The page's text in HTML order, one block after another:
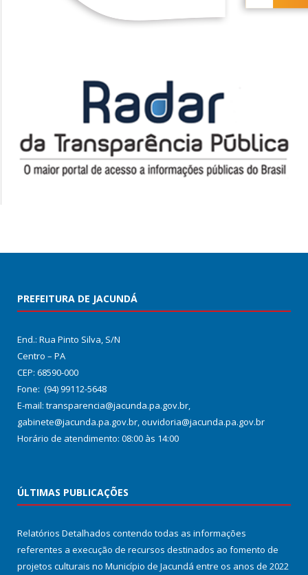
PREFEITURA DE JACUNDÁ
End.: Rua Pinto Silva, S/N
Centro – PA
CEP: 68590-000
Fone: (94) 99112-5648
E-mail: transparencia@jacunda.pa.gov.br,
gabinete@jacunda.pa.gov.br, ouvidoria@jacunda.pa.gov.br
Horário de atendimento: 08:00 às 14:00
ÚLTIMAS PUBLICAÇÕES
Relatórios Detalhados contendo todas as informações
referentes a execução de recursos destinados ao fomento de
projetos culturais no Município de Jacundá entre os anos de 2022